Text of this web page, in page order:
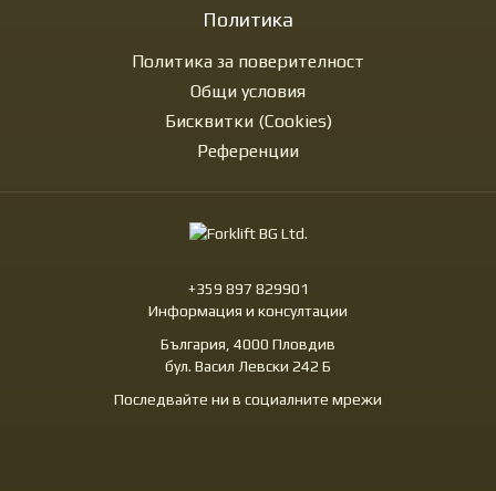
Политика
Политика за поверителност
Общи условия
Бисквитки (Cookies)
Референции
+359 897 829901
Информация и консултации
България, 4000 Пловдив
бул. Васил Левски 242 Б
Последвайте ни в социалните мрежи